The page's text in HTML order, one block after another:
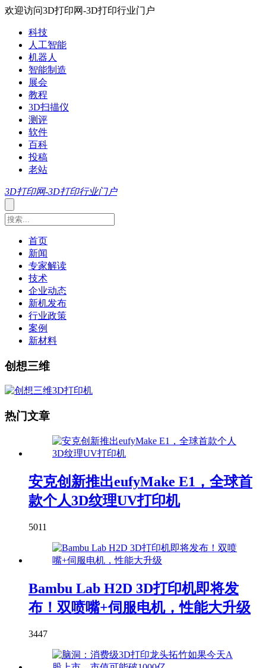
欢迎访问3D打印网-3D打印行业门户
科技
人工智能
机器人
智能制造
展会
教程
3D扫描仪
测评
软件
百科
投稿
老站
3D打印网-3D打印行业门户
首页
新闻
专家解读
技术
企业动态
新机发布
行业政策
案例
新材料
创想三维
热门文章
安克创新推出eufyMake E1，全球首
款个人3D纹理UV打印机
5011
Bambu Lab H2D 3D打印机即将发
布！双喷嘴+伺服电机，性能大升级
3447